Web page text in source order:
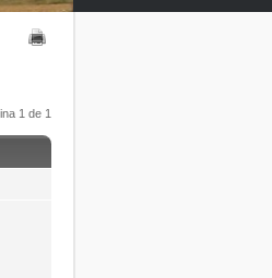
1 de 1